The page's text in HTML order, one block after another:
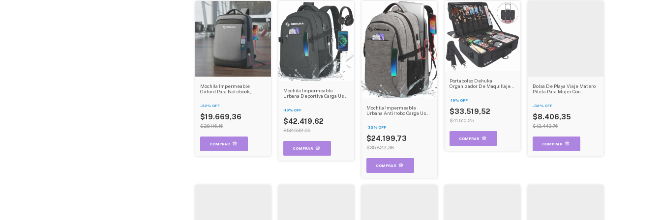
Mochila Impermeable
Oxford Para Notebook,
-32% OFF
$19.669,36
$29.116,16
Mochila Impermeable
Urbana Deportiva Carga Usb
-19% OFF
$42.419,62
$52.532,05
Mochila Impermeable
Urbana Antirrobo Carga Usb
-32% OFF
$24.199,73
$35.822,38
Portabolso Dehuka
Organizador De Maquillaje
-19% OFF
$33.519,52
$41.510,25
Bolsa De Playa Viaje Matero
Pileta Para Mujer Con
-32% OFF
$8.406,35
$12.443,76